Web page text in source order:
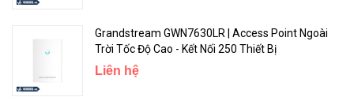
Grandstream GWN7630LR | Access Point Ngoài
Trời Tốc Độ Cao - Kết Nối 250 Thiết Bị
Liên hệ